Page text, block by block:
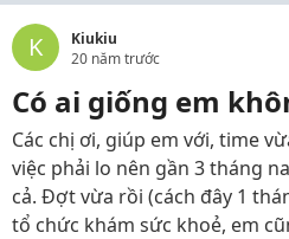
K
Kiukiu
20 năm trước
Có ai giống em
Các chị ơi, giúp em với, time
việc phải lo nên gần 3 tháng
cả. Đợt vừa rồi (cách đây 1
tổ chức khám sức khoẻ, em